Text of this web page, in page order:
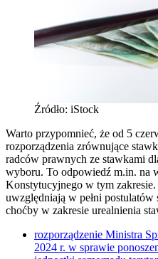
Źródło: iStock
Warto przypomnieć, że od 5
rozporządzenia zrównujące
radców prawnych ze stawkami
wyboru. To odpowiedź m.in. na
Konstytucyjnego w tym
uwzględniają w pełni
choćby w zakresie urealnienia
rozporządzenie Ministra
2024 r. w sprawie